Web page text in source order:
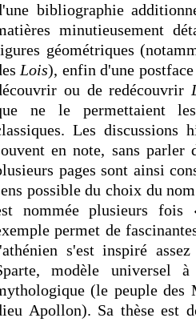
bibliographie
minutieusement
géométriques
Lois), enfin d'une
ou de redécouvrir
ne le permettaient
Les discussions
en note, sans
pages sont ainsi
possible du choix du
nommée plusieurs fois
permet de
s'est inspiré
modèle universel
(le peuple des
Apollon). Sa thèse est